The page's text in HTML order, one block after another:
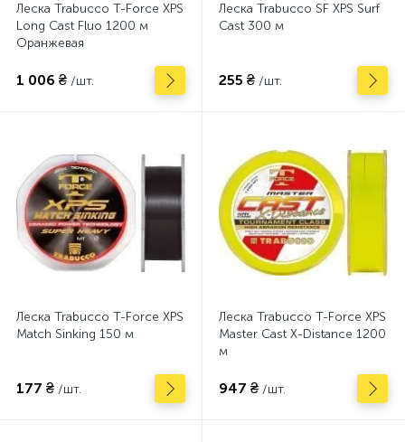
Леска Trabucco T-Force XPS
Long Cast Fluo 1200 м
Оранжевая
1 006 ₴ /шт.
Леска Trabucco SF XPS Surf
Cast 300 м
255 ₴ /шт.
Леска Trabucco T-Force XPS
Match Sinking 150 м
177 ₴ /шт.
Леска Trabucco T-Force XPS
Master Cast X-Distance 1200
м
947 ₴ /шт.